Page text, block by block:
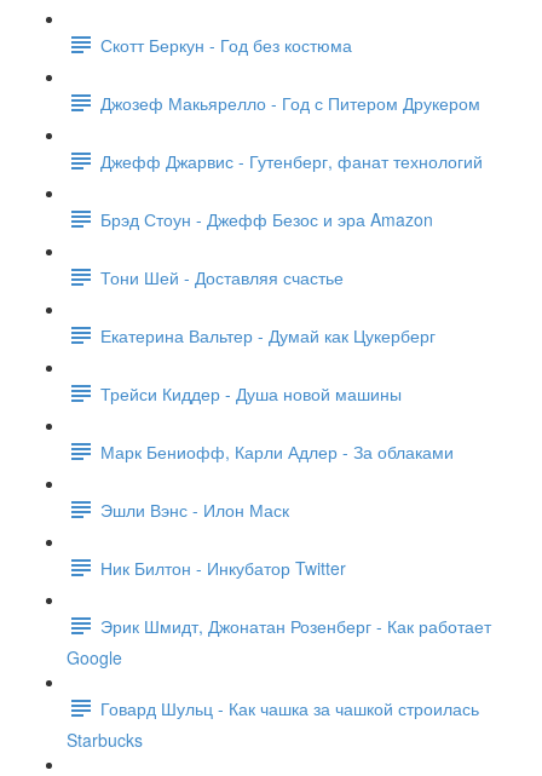
Скотт Беркун - Год без костюма
Джозеф Макьярелло - Год с Питером Друкером
Джефф Джарвис - Гутенберг, фанат технологий
Брэд Стоун - Джефф Безос и эра Amazon
Тони Шей - Доставляя счастье
Екатерина Вальтер - Думай как Цукерберг
Трейси Киддер - Душа новой машины
Марк Бениофф, Карли Адлер - За облаками
Эшли Вэнс - Илон Маск
Ник Билтон - Инкубатор Twitter
Эрик Шмидт, Джонатан Розенберг - Как работает
Google
Говард Шульц - Как чашка за чашкой строилась
Starbucks